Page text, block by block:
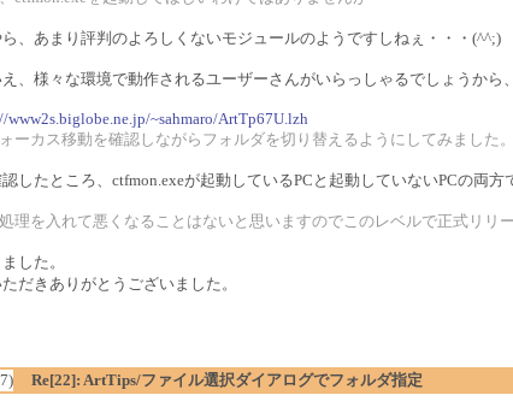
ら、あまり評判のよろしくないモジュールのようですしねぇ・・・(^^;)
え、様々な環境で動作されるユーザーさんがいらっしゃるでしょうか
www2s.biglobe.ne.jp/~sahmaro/ArtTp67U.lzh
ーカス移動を確認しながらフォルダを切り替えるようにしてみました。
したところ、ctfmon.exeが起動しているPCと起動していないPCの両方
理を入れて悪くなることはないと思いますのでこのレベルで正式リリ
した。
だきありがとうございました。
Re[22]: ArtTips/ファイル選択ダイアログでフォルダ指定